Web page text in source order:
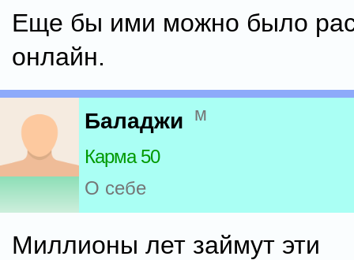
Еще бы ими можно было
онлайн.
Баладжи м
Карма 50
О себе
Миллионы лет займут эти